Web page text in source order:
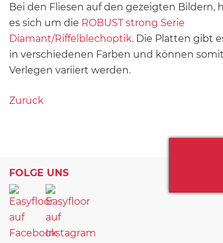
Bei den Fliesen auf den gezeigten Bildern,
es sich um die ROBUST strong Serie
Diamant/Riffelblechoptik. Die Platten gibt
in verschiedenen Farben und können
Verlegen variiert werden.
Zurück
FOLGE UNS